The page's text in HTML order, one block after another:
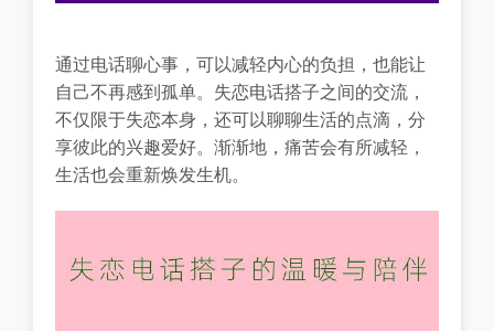
通过电话聊心事，可以减轻内心的负担，也能让
自己不再感到孤单。失恋电话搭子之间的交流，
不仅限于失恋本身，还可以聊聊生活的点滴，分
享彼此的兴趣爱好。渐渐地，痛苦会有所减轻，
生活也会重新焕发生机。